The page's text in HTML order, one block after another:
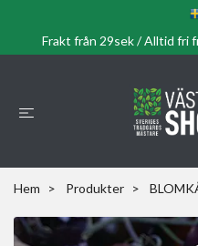
Frakt från 29sek / Alltid fri
Hem Produkter